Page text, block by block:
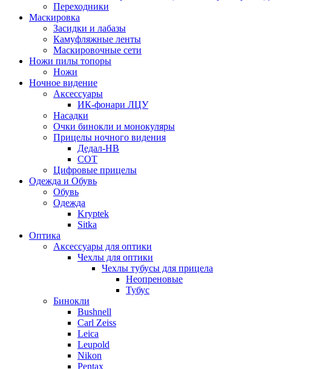
Переходники
Маскировка
Засидки и лабазы
Камуфляжные ленты
Маскировочные сети
Ножи пилы топоры
Ножи
Ночное видение
Аксессуары
ИК-фонари ЛЦУ
Насадки
Очки бинокли и монокуляры
Прицелы ночного видения
Дедал-НВ
СОТ
Цифровые прицелы
Одежда и Обувь
Обувь
Одежда
Kryptek
Sitka
Оптика
Аксессуары для оптики
Чехлы для оптики
Чехлы тубусы для прицела
Неопреновые
Тубус
Бинокли
Bushnell
Carl Zeiss
Leica
Leupold
Nikon
Pentax